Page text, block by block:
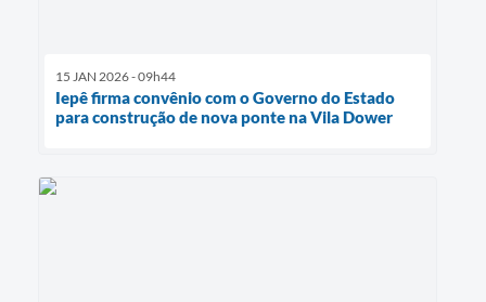
15 JAN 2026 - 09h44
Iepê firma convênio com o Governo do Estado
para construção de nova ponte na Vila Dower